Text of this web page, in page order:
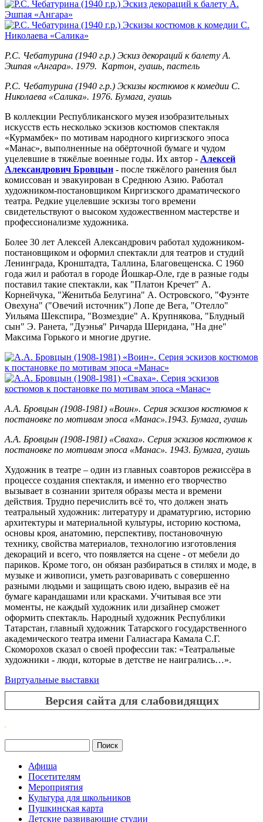
Р.С. Чебатурина (1940 г.р.) Эскиз декораций к балету А.
Эшпая «Ангара». 1979. Картон, гуашь, пастель
Р.С. Чебатурина (1940 г.р.) Эскизы костюмов к комедии С.
Николаева «Салика». 1976. Бумага, гуашь
В коллекции Республиканского музея изобразительных
искусств есть несколько эскизов костюмов спектакля
«Курмамбек» по мотивам народного киргизского эпоса
«Манас», выполненные на обёрточной бумаге и чудом
уцелевшие в тяжёлые военные годы. Их автор - Алексей
Александрович Бровцын - после тяжёлого ранения был
комиссован и эвакуирован в Среднюю Азию. Работал
художником-постановщиком Киргизского драматического
театра. Редкие уцелевшие эскизы того времени
свидетельствуют о высоком художественном мастерстве и
профессионализме художника.
Более 30 лет Алексей Александрович работал художником-
постановщиком и оформил спектакли для театров и студий
Ленинграда, Кронштадта, Таллина, Благовещенска. С 1960
года жил и работал в городе Йошкар-Оле, где в разные годы
поставил такие спектакли, как "Платон Кречет" А.
Корнейчука, "Женитьба Белугина" А. Островского, "Фуэнте
Овехуна" ("Овечий источник") Лопе де Вега, "Отелло"
Уильяма Шекспира, "Возмездие" А. Крупнякова, "Блудный
сын" Э. Ранета, "Дуэнья" Ричарда Шеридана, "На дне"
Максима Горького и многие другие.
А.А. Бровцын (1908-1981) «Воин». Серия эскизов костюмов к
постановке по мотивам эпоса «Манас».1943. Бумага, гуашь
А.А. Бровцын (1908-1981) «Сваха». Серия эскизов костюмов к
постановке по мотивам эпоса «Манас». 1943. Бумага, гуашь
Художник в театре – один из главных соавторов режиссёра в
процессе создания спектакля, и именно его творчество
вызывает в сознании зрителя образы места и времени
действия. Трудно перечислить всё то, что должен знать
театральный художник: литературу и драматургию, историю
архитектуры и материальной культуры, историю костюма,
основы кроя, анатомию, перспективу, постановочную
технику, свойства материалов, технологию изготовления
декораций и всего, что появляется на сцене - от мебели до
париков. Кроме того, он обязан разбираться в стилях и моде, в
музыке и живописи, уметь разговаривать с совершенно
разными людьми и защищать свою идею, выразив её на
бумаге карандашами или красками. Учитывая все эти
моменты, не каждый художник или дизайнер сможет
оформить спектакль. Народный художник Республики
Татарстан, главный художник Татарского государственного
академического театра имени Галиасгара Камала С.Г.
Скоморохов сказал о своей профессии так: «Театральные
художники - люди, которые в детстве не наигрались…».
Виртуальные выставки
Версия сайта для слабовидящих
Афиша
Посетителям
Мероприятия
Культура для школьников
Пушкинская карта
Детские развивающие студии